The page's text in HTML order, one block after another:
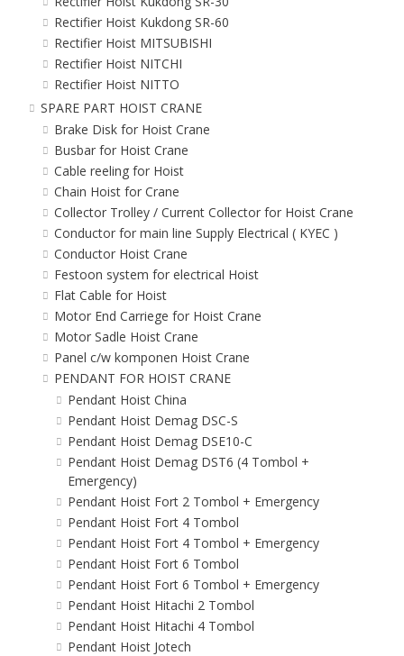
Rectifier Hoist Kukdong SR-60
Rectifier Hoist MITSUBISHI
Rectifier Hoist NITCHI
Rectifier Hoist NITTO
SPARE PART HOIST CRANE
Brake Disk for Hoist Crane
Busbar for Hoist Crane
Cable reeling for Hoist
Chain Hoist for Crane
Collector Trolley / Current Collector for Hoist Crane
Conductor for main line Supply Electrical ( KYEC )
Conductor Hoist Crane
Festoon system for electrical Hoist
Flat Cable for Hoist
Motor End Carriege for Hoist Crane
Motor Sadle Hoist Crane
Panel c/w komponen Hoist Crane
PENDANT FOR HOIST CRANE
Pendant Hoist China
Pendant Hoist Demag DSC-S
Pendant Hoist Demag DSE10-C
Pendant Hoist Demag DST6 (4 Tombol +
Emergency)
Pendant Hoist Fort 2 Tombol + Emergency
Pendant Hoist Fort 4 Tombol
Pendant Hoist Fort 4 Tombol + Emergency
Pendant Hoist Fort 6 Tombol
Pendant Hoist Fort 6 Tombol + Emergency
Pendant Hoist Hitachi 2 Tombol
Pendant Hoist Hitachi 4 Tombol
Pendant Hoist Jotech